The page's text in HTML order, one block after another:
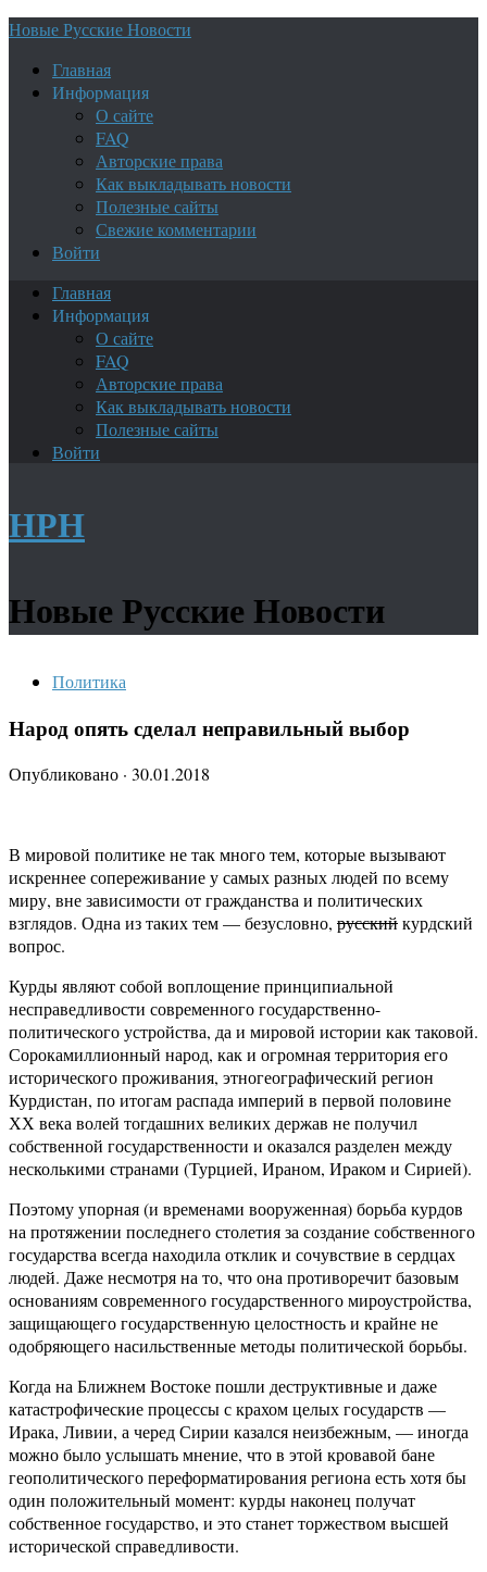
Новые Русские Новости
Главная
Информация
О сайте
FAQ
Авторские права
Как выкладывать новости
Полезные сайты
Свежие комментарии
Войти
Главная
Информация
О сайте
FAQ
Авторские права
Как выкладывать новости
Полезные сайты
Войти
НРН
Новые Русские Новости
Политика
Народ опять сделал неправильный выбор
Опубликовано · 30.01.2018
В мировой политике не так много тем, которые вызывают
искреннее сопереживание у самых разных людей по всему
миру, вне зависимости от гражданства и политических
взглядов. Одна из таких тем — безусловно, русскийкурдский
вопрос.
Курды являют собой воплощение принципиальной
несправедливости современного государственно-
политического устройства, да и мировой истории как таковой.
Сорокамиллионный народ, как и огромная территория его
исторического проживания, этногеографический регион
Курдистан, по итогам распада империй в первой половине
ХХ века волей тогдашних великих держав не получил
собственной государственности и оказался разделен между
несколькими странами (Турцией, Ираном, Ираком и Сирией).
Поэтому упорная (и временами вооруженная) борьба курдов
на протяжении последнего столетия за создание собственного
государства всегда находила отклик и сочувствие в сердцах
людей. Даже несмотря на то, что она противоречит базовым
основаниям современного государственного мироустройства,
защищающего государственную целостность и крайне не
одобряющего насильственные методы политической борьбы.
Когда на Ближнем Востоке пошли деструктивные и даже
катастрофические процессы с крахом целых государств —
Ирака, Ливии, а черед Сирии казался неизбежным, — иногда
можно было услышать мнение, что в этой кровавой бане
геополитического переформатирования региона есть хотя бы
один положительный момент: курды наконец получат
собственное государство, и это станет торжеством высшей
исторической справедливости.